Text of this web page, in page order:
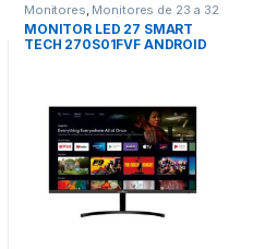
Monitores Monitores de 23 a 32
pulgadas,Periféricos
MONITOR LED 27 SMART
TECH 270S01FVF ANDROID